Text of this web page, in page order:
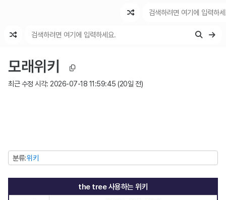
모래위키
최근 수정 시각: 2026-07-18 11:59:45 (20일 전)
분류 위키
the tree 사용하는 위키